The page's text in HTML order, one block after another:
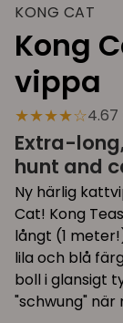
KONG CAT
Kong
vippa
★★★★☆
Extra-
hunt and
Ny härlig
Cat! Kong
långt (1
lila och blå
boll i glansigt
"schwung" när